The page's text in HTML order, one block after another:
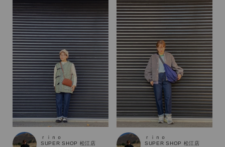
ブランド
ｒｉｎｏ
SUPER SHOP 松江店
ｒｉｎｏ
SUPER SHOP 松江店